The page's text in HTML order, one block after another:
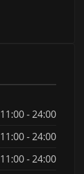
11:00 - 24:00
11:00 - 24:00
11:00 - 24:00